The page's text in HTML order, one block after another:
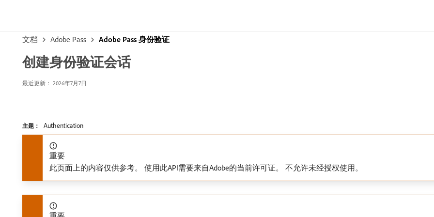
文档 Adobe Pass Adobe Pass 身份验证
创建身份验证会话
最近更新： 2026年7月7日
主题： Authentication
重要
此页面上的内容仅供参考。 使用此API需要来自Adobe的当前许可证。 不允许未经授权使用。